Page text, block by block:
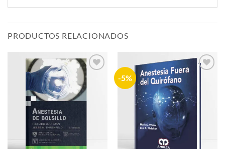
PRODUCTOS RELACIONADOS
Añadir
lista de
-5%
deseos